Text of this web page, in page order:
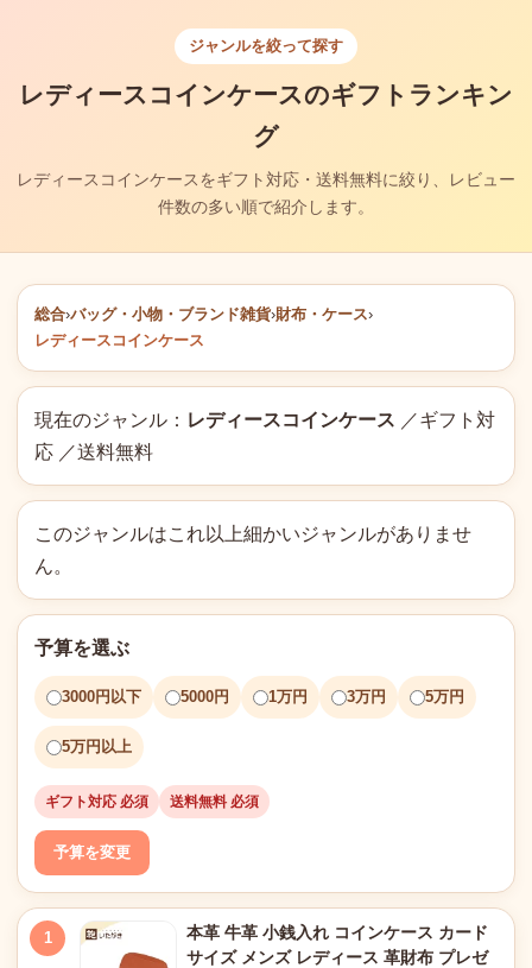
ジャンルを絞って探す
レディースコインケースのギフトランキン
グ
レディースコインケースをギフト対応・送料無料に絞り、レビュー
件数の多い順で紹介します。
総合›バッグ・小物・ブランド雑貨›財布・ケース›
レディースコインケース
現在のジャンル： レディースコインケース ／ギフト対
応 ／送料無料
このジャンルはこれ以上細かいジャンルがありませ
ん。
予算を選ぶ
3000円以下 5000円 1万円 3万円 5万円
5万円以上
ギフト対応 必須 送料無料 必須
予算を変更
1
本革 牛革 小銭入れ コインケース カード
サイズ メンズ レディース 革財布 プレゼ